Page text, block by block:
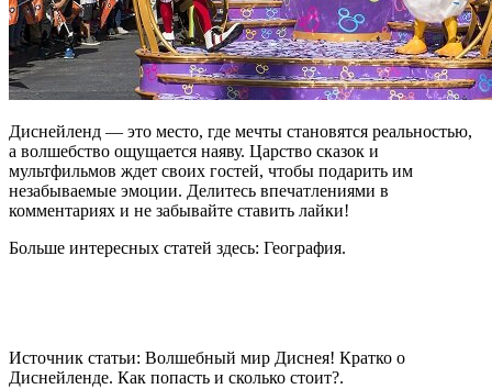
Диснейленд — это место, где мечты становятся реальностью,
а волшебство ощущается наяву. Царство сказок и
мультфильмов ждет своих гостей, чтобы подарить им
незабываемые эмоции. Делитесь впечатлениями в
комментариях и не забывайте ставить лайки!
Больше интересных статей здесь: География.
Источник статьи: Волшебный мир Диснея! Кратко о
Диснейленде. Как попасть и сколько стоит?.